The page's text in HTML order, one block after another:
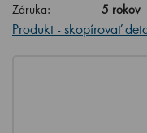
Záruka:
5 rokov
Produkt - skopírovať